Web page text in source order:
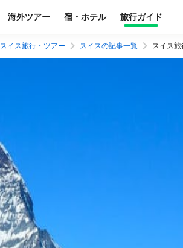
海外ツアー 宿・ホテル 旅行ガイド
スイス旅行・ツアー スイスの記事一覧 スイス